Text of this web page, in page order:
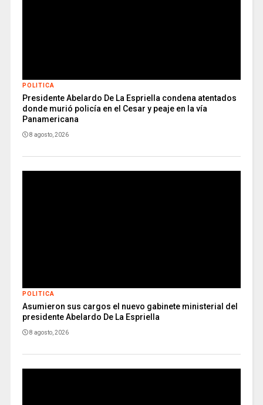
POLITICA
Presidente Abelardo De La Espriella condena atentados
donde murió policía en el Cesar y peaje en la vía
Panamericana
8 agosto, 2026
POLITICA
Asumieron sus cargos el nuevo gabinete ministerial del
presidente Abelardo De La Espriella
8 agosto, 2026